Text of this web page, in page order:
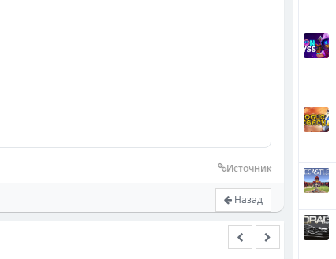
Источник
Назад